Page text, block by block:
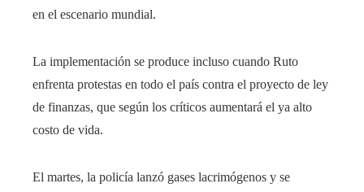
en el escenario mundial.
La implementación se produce incluso cuando Ruto
enfrenta protestas en todo el país contra el proyecto de ley
de finanzas, que según los críticos aumentará el ya alto
costo de vida.
El martes, la policía lanzó gases lacrimógenos y se